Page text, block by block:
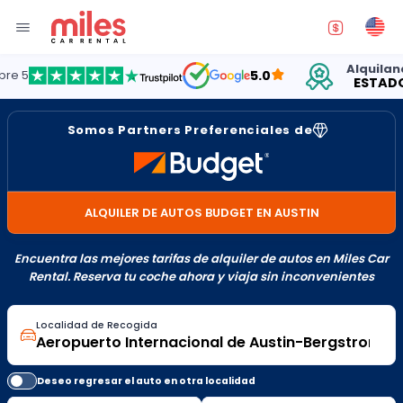
5.0 Alquilando
ESTADOS
Somos Partners Preferenciales de
ALQUILER DE AUTOS BUDGET EN AUSTIN
Encuentra las mejores tarifas de alquiler de autos en Miles Car
Rental. Reserva tu coche ahora y viaja sin inconvenientes
Localidad de Recogida
Deseo regresar el auto en otra localidad